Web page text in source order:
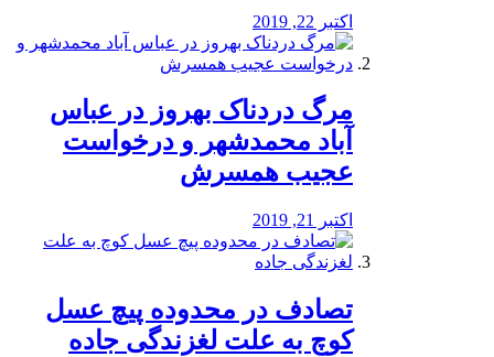
اکتبر 22, 2019
مرگ دردناک بهروز در عباس
آباد محمدشهر و درخواست
عجیب همسرش
اکتبر 21, 2019
تصادف در محدوده پیچ عسل
کوچ به علت لغزندگی جاده